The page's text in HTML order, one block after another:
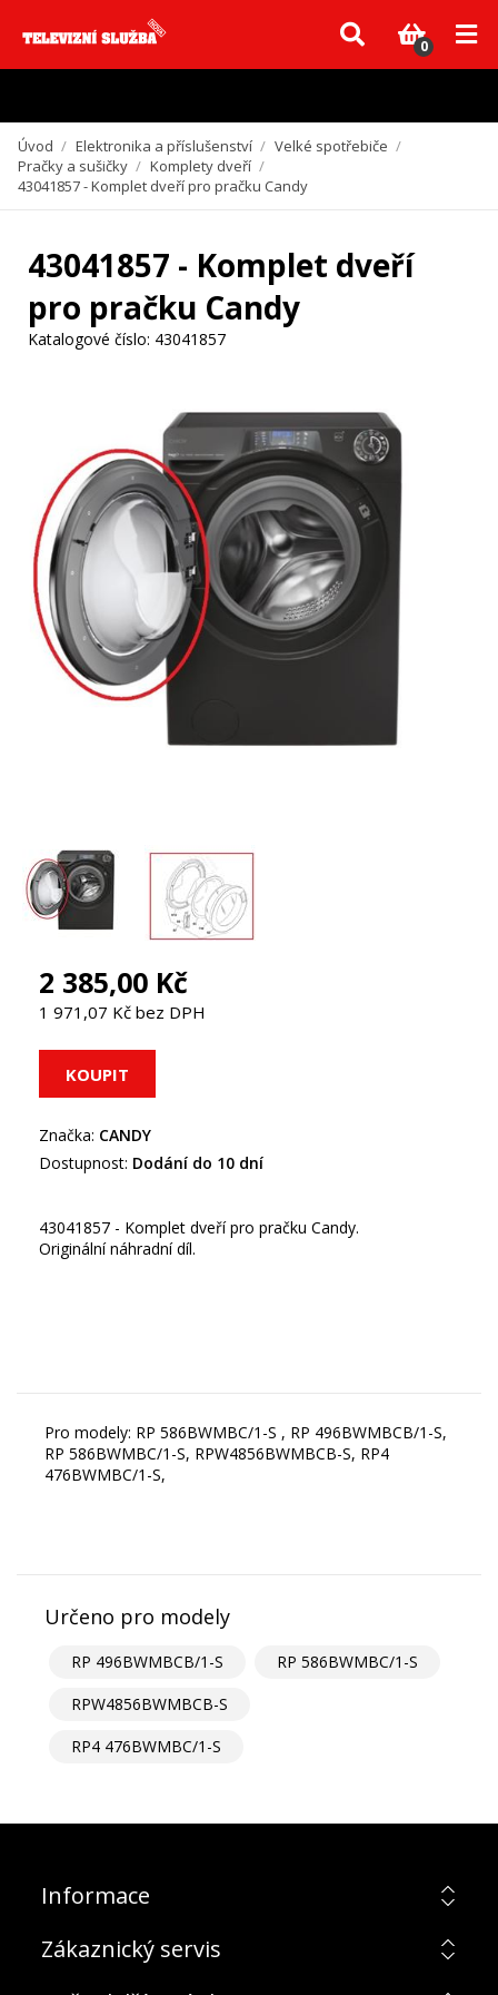
Vzhledem k aktuální situaci se může dodání dílů, které nejsou skladem,
zpozdit. Děkujeme za pochopení.
0
Úvod / Elektronika a příslušenství / Velké spotřebiče /
Pračky a sušičky / Komplety dveří /
43041857 - Komplet dveří pro pračku Candy
43041857 - Komplet dveří
pro pračku Candy
Katalogové číslo: 43041857
2 385,00 Kč
1 971,07 Kč bez DPH
Značka: CANDY
Dostupnost: Dodání do 10 dní
43041857 - Komplet dveří pro pračku Candy.
Originální náhradní díl.
Pro modely: RP 586BWMBC/1-S , RP 496BWMBCB/1-S,
RP 586BWMBC/1-S, RPW4856BWMBCB-S, RP4
476BWMBC/1-S,
Určeno pro modely
RP 496BWMBCB/1-S
RP 586BWMBC/1-S
RPW4856BWMBCB-S
RP4 476BWMBC/1-S
Informace
Zákaznický servis